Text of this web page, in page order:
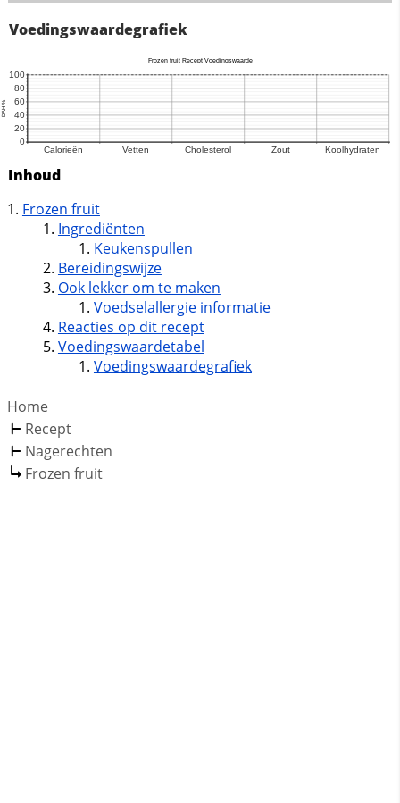
Voedingswaardegrafiek
Inhoud
Frozen fruit
Ingrediënten
Keukenspullen
Bereidingswijze
Ook lekker om te maken
Voedselallergie informatie
Reacties op dit recept
Voedingswaardetabel
Voedingswaardegrafiek
Home
Recept
Nagerechten
Frozen fruit